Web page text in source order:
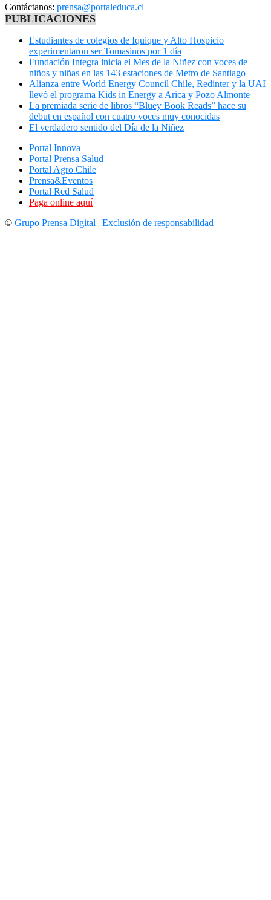
Contáctanos: prensa@portaleduca.cl
PUBLICACIONES
Estudiantes de colegios de Iquique y Alto Hospicio
experimentaron ser Tomasinos por 1 día
Fundación Integra inicia el Mes de la Niñez con voces de
niños y niñas en las 143 estaciones de Metro de Santiago
Alianza entre World Energy Council Chile, Redinter y la UAI
llevó el programa Kids in Energy a Arica y Pozo Almonte
La premiada serie de libros “Bluey Book Reads” hace su
debut en español con cuatro voces muy conocidas
El verdadero sentido del Día de la Niñez
Portal Innova
Portal Prensa Salud
Portal Agro Chile
Prensa&Eventos
Portal Red Salud
Paga online aquí
© Grupo Prensa Digital | Exclusión de responsabilidad